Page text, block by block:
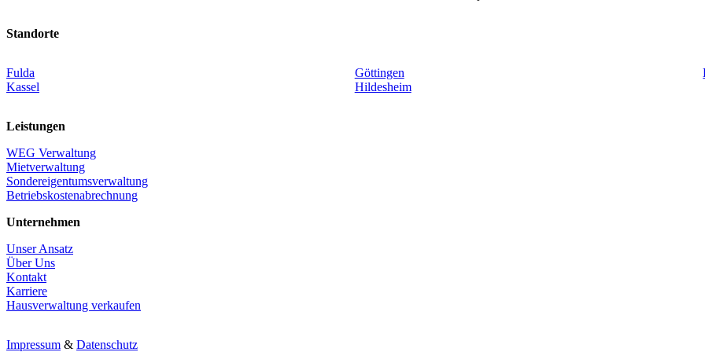
Standorte
Fulda
Kassel
Göttingen
Hildesheim
Leistungen
WEG Verwaltung
Mietverwaltung
Sondereigentumsverwaltung
Betriebskostenabrechnung
Unternehmen
Unser Ansatz
Über Uns
Kontakt
Karriere
Hausverwaltung verkaufen
Impressum & Datenschutz